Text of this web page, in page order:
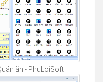
ăn - PhuLoiSoft